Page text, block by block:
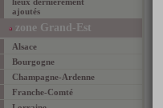
ajoutés
zone Grand-Est
Alsace
Bourgogne
Champagne-Ardenne
Franche-Comté